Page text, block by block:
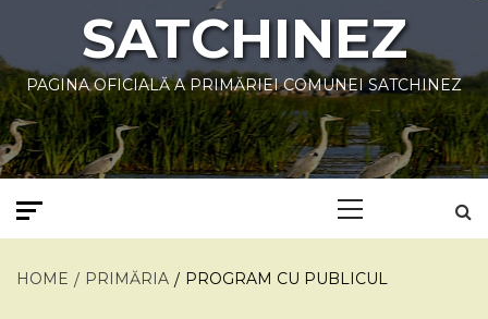
SATCHINEZ
PAGINA OFICIALĂ A PRIMĂRIEI COMUNEI SATCHINEZ
HOME PRIMĂRIA PROGRAM CU PUBLICUL